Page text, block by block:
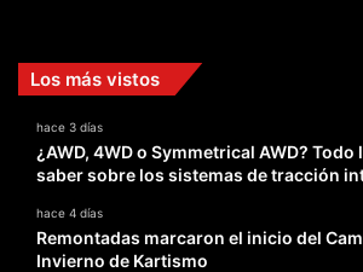
Los más vistos
hace 3 días
¿AWD, 4WD o Symmetrical AWD?
saber sobre los sistemas de tracción
hace 4 días
Remontadas marcaron el inicio del
Invierno de Kartismo